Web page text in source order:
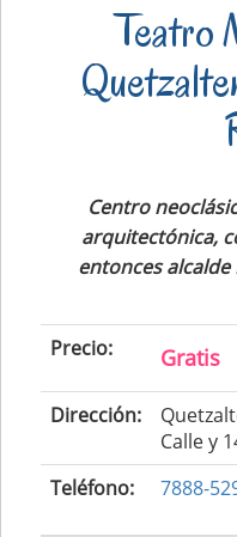
Teatro
Centro
arquitectónica,
entonces alcalde
Precio: Gratis
Dirección:
Calle y
Teléfono:
7888-